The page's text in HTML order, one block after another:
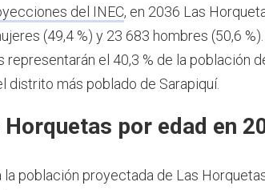
del INEC, en 2036 Las
(49,4 %) y 23 683 hombres (50,6 %).
el 40,3 % de la población
distrito más poblado de Sarapiquí.
por edad en
población proyectada de Las